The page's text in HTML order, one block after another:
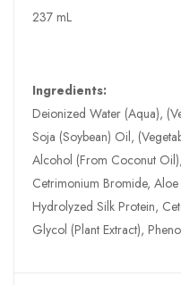
237 mL
Ingredients:
Deionized Water (Aqua),
Soja (Soybean) Oil,
Alcohol (From Coconut
Cetrimonium Bromide,
Hydrolyzed Silk Protein,
Glycol (Plant Extract),